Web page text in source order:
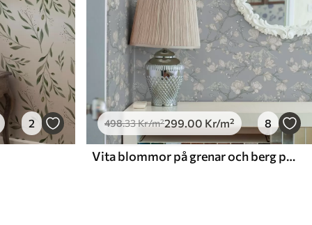
2 498.33Kr/m²299.00 Kr/m² 8
Vita blommor på grenar och berg på en blå bakgrund